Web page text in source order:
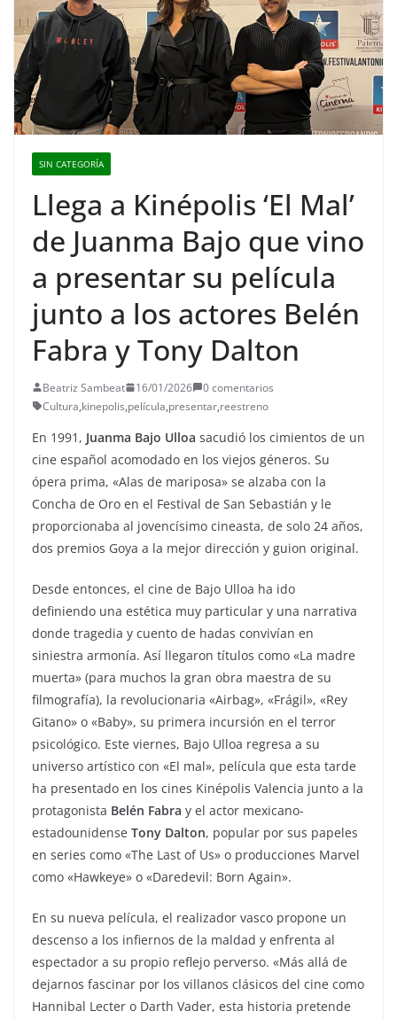
SIN CATEGORÍA
Llega a Kinépolis ‘El Mal’
de Juanma Bajo que vino
a presentar su película
junto a los actores Belén
Fabra y Tony Dalton
Beatriz Sambeat 16/01/2026
0 comentarios
Cultura,kinepolis,película,presentar,reestreno
En 1991, Juanma Bajo Ulloa sacudió los cimientos de un
cine español acomodado en los viejos géneros. Su
ópera prima, «Alas de mariposa» se alzaba con la
Concha de Oro en el Festival de San Sebastián y le
proporcionaba al jovencísimo cineasta, de solo 24 años,
dos premios Goya a la mejor dirección y guion original.
Desde entonces, el cine de Bajo Ulloa ha ido
definiendo una estética muy particular y una narrativa
donde tragedia y cuento de hadas convivían en
siniestra armonía. Así llegaron títulos como «La madre
muerta» (para muchos la gran obra maestra de su
filmografía), la revolucionaria «Airbag», «Frágil», «Rey
Gitano» o «Baby», su primera incursión en el terror
psicológico. Este viernes, Bajo Ulloa regresa a su
universo artístico con «El mal», película que esta tarde
ha presentado en los cines Kinépolis Valencia junto a la
protagonista Belén Fabra y el actor mexicano-
estadounidense Tony Dalton, popular por sus papeles
en series como «The Last of Us» o producciones Marvel
como «Hawkeye» o «Daredevil: Born Again».
En su nueva película, el realizador vasco propone un
descenso a los infiernos de la maldad y enfrenta al
espectador a su propio reflejo perverso. «Más allá de
dejarnos fascinar por los villanos clásicos del cine como
Hannibal Lecter o Darth Vader, esta historia pretende